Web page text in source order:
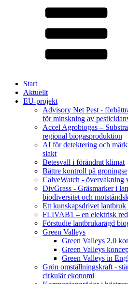
Start
Aktuellt
EU-projekt
Advisory Net Pest -
för minskning av
Accel Agrobiogas –
regional biogasproduktion
AI för detektering och
slakt
Betesvall i förändrat klimat
Bättre kontroll på
CalveWatch - övervakning
DivGrass - Gräsmarker i
biodiversitet och
Ett kunskapsdrivet lantbruk
FLIVAB1 – en elektrisk
Förstudie lantbrukarägd
Green Valleys
Green Valleys 2.0
Green Valleys
Green Valleys in
Grön omställningskraft -
cirkulär ekonomi